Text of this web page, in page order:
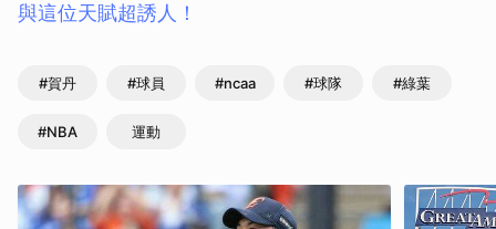
與這位天賦超誘人！
#賀丹 #球員 #ncaa #球隊 #綠葉
#NBA 運動